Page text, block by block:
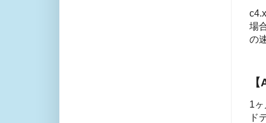
場
の
1
ド